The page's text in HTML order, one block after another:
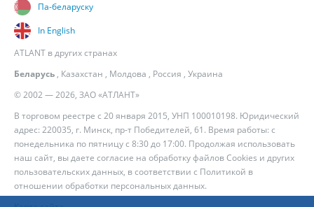
© 2002 — 2026, ЗАО «АТЛАНТ»
В торговом реестре с 20 января 2015, УНП 100010198. Юридический
адрес: 220035, г. Минск, пр-т Победителей, 61. Время работы: с
понедельника по пятницу с 8:30 до 17:00. Продолжая использовать
наш сайт, вы даете согласие на обработку файлов Cookies и других
пользовательских данных, в соответствии с Политикой в
отношении обработки персональных данных.
Па-беларуску
In English
ATLANT в других странах
Беларусь , Казахстан , Молдова , Россия , Украина